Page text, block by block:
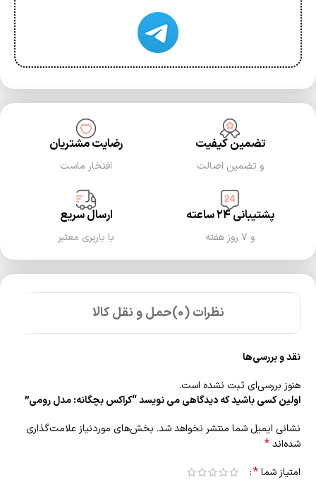
تضمین کیفیت
و تضمین اصالت
رضایت مشتریان
افتخار ماست
پشتیبانی ۲۴ ساعته
و ۷ روز هفته
ارسال سریع
با باربری معتبر
نظرات (0) حمل و نقل کالا
نقد و بررسی‌ها
هنوز بررسی‌ای ثبت نشده است.
اولین کسی باشید که دیدگاهی می نویسد “کراکس بچگانه: مدل رومی”
نشانی ایمیل شما منتشر نخواهد شد. بخش‌های موردنیاز علامت‌گذاری
شده‌اند*
امتیاز شما*